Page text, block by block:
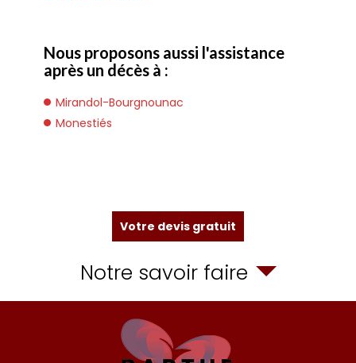
Nous proposons aussi l'assistance
après un décès à :
Mirandol-Bourgnounac
Monestiés
Votre devis gratuit
Notre savoir faire